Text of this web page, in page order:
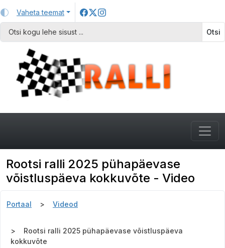
Vaheta teemat
Otsi
Rootsi ralli 2025 pühapäevase
võistluspäeva kokkuvõte - Video
Portaal Videod
Rootsi ralli 2025 pühapäevase võistluspäeva
kokkuvõte